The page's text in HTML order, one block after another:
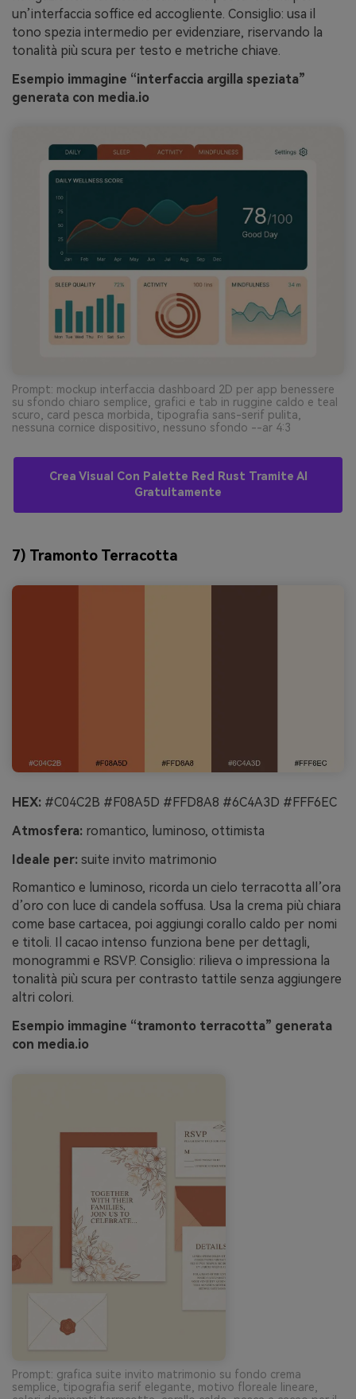
un’interfaccia soffice ed accogliente. Consiglio: usa il
tono spezia intermedio per evidenziare, riservando la
tonalità più scura per testo e metriche chiave.
Esempio immagine “interfaccia argilla speziata”
generata con media.io
Prompt: mockup interfaccia dashboard 2D per app benessere
su sfondo chiaro semplice, grafici e tab in ruggine caldo e teal
scuro, card pesca morbida, tipografia sans-serif pulita,
nessuna cornice dispositivo, nessuno sfondo --ar 4:3
Crea Visual Con Palette Red Rust Tramite AI
Gratuitamente
7) Tramonto Terracotta
HEX: #C04C2B #F08A5D #FFD8A8 #6C4A3D #FFF6EC
Atmosfera: romantico, luminoso, ottimista
Ideale per: suite invito matrimonio
Romantico e luminoso, ricorda un cielo terracotta all’ora
d’oro con luce di candela soffusa. Usa la crema più chiara
come base cartacea, poi aggiungi corallo caldo per nomi
e titoli. Il cacao intenso funziona bene per dettagli,
monogrammi e RSVP. Consiglio: rilieva o impressiona la
tonalità più scura per contrasto tattile senza aggiungere
altri colori.
Esempio immagine “tramonto terracotta” generata
con media.io
Prompt: grafica suite invito matrimonio su fondo crema
semplice, tipografia serif elegante, motivo floreale lineare,